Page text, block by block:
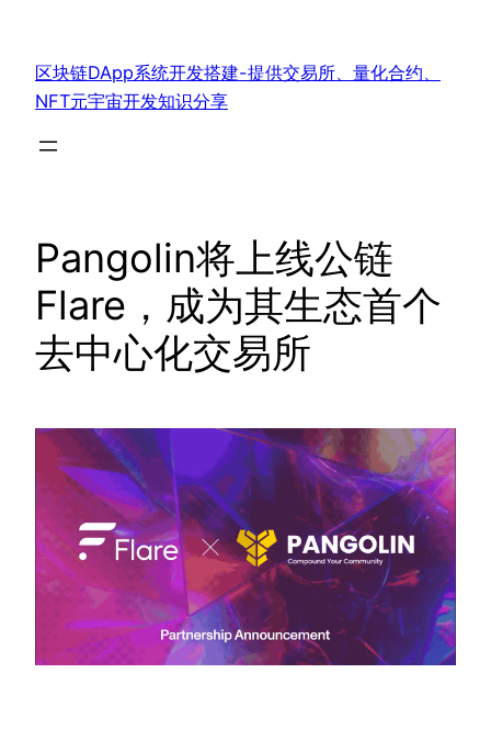
区块链DApp系统开发搭建-提供交易所、量化合约、
NFT元宇宙开发知识分享
Pangolin将上线公链
Flare，成为其生态首个
去中心化交易所